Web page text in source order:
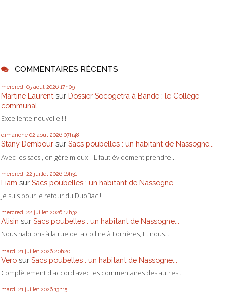
COMMENTAIRES RÉCENTS
mercredi 05 août 2026 17h09
Martine Laurent sur Dossier Socogetra à Bande : le Collège
communal...
Excellente nouvelle !!!
dimanche 02 août 2026 07h48
Stany Dembour sur Sacs poubelles : un habitant de Nassogne...
Avec les sacs , on gère mieux . IL faut évidement prendre...
mercredi 22 juillet 2026 16h31
Liam sur Sacs poubelles : un habitant de Nassogne...
Je suis pour le retour du DuoBac !
mercredi 22 juillet 2026 14h32
Alisin sur Sacs poubelles : un habitant de Nassogne...
Nous habitons à la rue de la colline à Forrières, Et nous...
mardi 21 juillet 2026 20h20
Vero sur Sacs poubelles : un habitant de Nassogne...
Complètement d'accord avec les commentaires des autres...
mardi 21 juillet 2026 13h15